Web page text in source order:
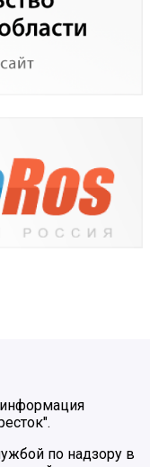
информация
по надзору в